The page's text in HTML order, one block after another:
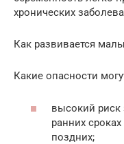
хронических
Как развивается
Какие опасности
высокий риск
ранних
поздних;